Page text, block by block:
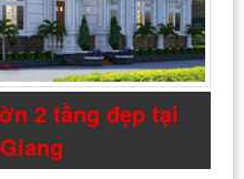
2 tầng đẹp tại